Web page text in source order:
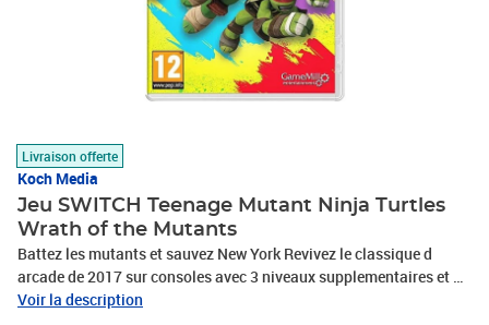
Livraison offerte
Koch Media
Jeu SWITCH Teenage Mutant Ninja Turtles
Wrath of the Mutants
Battez les mutants et sauvez New York Revivez le classique d
arcade de 2017 sur consoles avec 3 niveaux supplementaires et 6
combats de boss supplementaires Prenez le controle de Leonardo
Voir la description